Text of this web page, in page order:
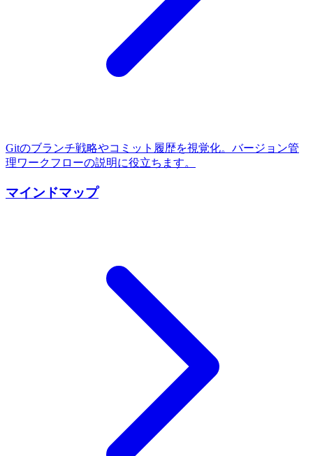
Gitのブランチ戦略やコミット履歴を視覚化。バージョン管
理ワークフローの説明に役立ちます。
マインドマップ